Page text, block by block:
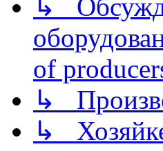
↳
of
↳
↳